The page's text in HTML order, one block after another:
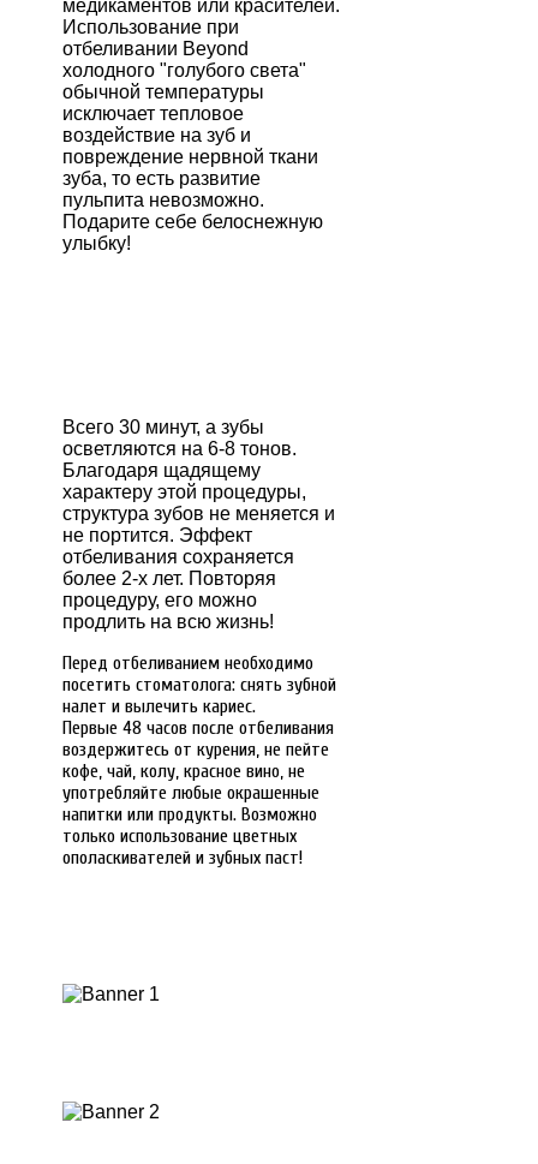
медикаментов или красителей.
Использование при
отбеливании Beyond
холодного "голубого света"
обычной температуры
исключает тепловое
воздействие на зуб и
повреждение нервной ткани
зуба, то есть развитие
пульпита невозможно.
Подарите себе белоснежную
улыбку!
Всего 30 минут, а зубы
осветляются на 6-8 тонов.
Благодаря щадящему
характеру этой процедуры,
структура зубов не меняется и
не портится. Эффект
отбеливания сохраняется
более 2-х лет. Повторяя
процедуру, его можно
продлить на всю жизнь!
Перед отбеливанием необходимо
посетить стоматолога: снять зубной
налет и вылечить кариес.
Первые 48 часов после отбеливания
воздержитесь от курения, не пейте
кофе, чай, колу, красное вино, не
употребляйте любые окрашенные
напитки или продукты. Возможно
только использование цветных
ополаскивателей и зубных паст!